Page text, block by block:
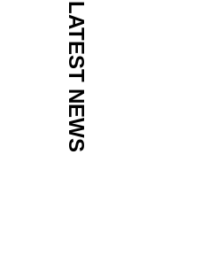
LATEST NEWS